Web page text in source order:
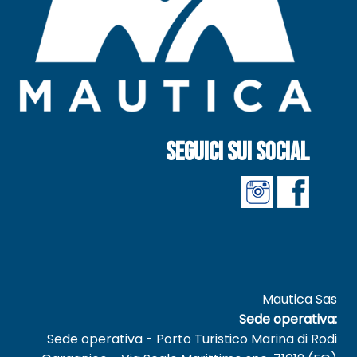
Seguici sui social
Mautica Sas
Sede operativa:
Sede operativa - Porto Turistico Marina di Rodi